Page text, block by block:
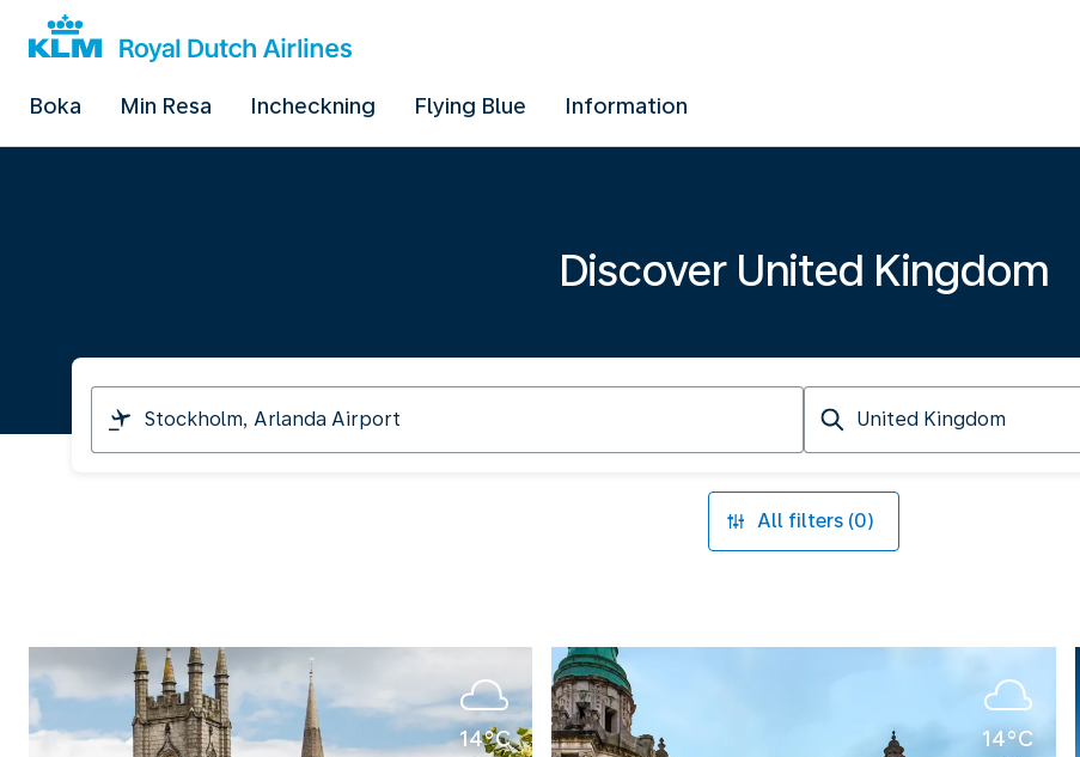
Boka Min Resa Incheckning Flying Blue Information
Discover United Kingdom
I
am
travelling
Arriving
at
All filters (0)
14°C 14°C